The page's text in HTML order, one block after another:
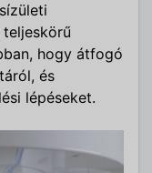
hogy átfogó
és
lépéseket.